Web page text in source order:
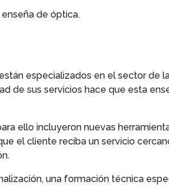
de óptica.
especializados en el sector de
de sus servicios hace que esta
ello incluyeron nuevas
el cliente reciba un servicio
una formación técnica